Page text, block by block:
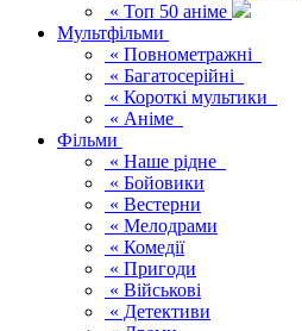
« Топ 50 аніме
Мультфільми
« Повнометражні
« Багатосерійні
« Короткі мультики
« Аніме
Фільми
« Наше рідне
« Бойовики
« Вестерни
« Мелодрами
« Комедії
« Пригоди
« Військові
« Детективи